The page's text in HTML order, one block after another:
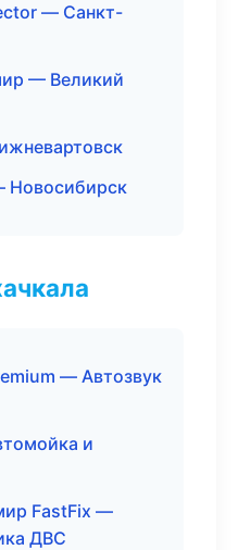
— Санкт-
— Великий
— Автозвук
и
FastFix —
ДВС